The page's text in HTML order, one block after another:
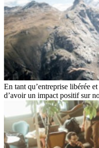
En tant qu’entreprise libérée
d’avoir un impact positif sur